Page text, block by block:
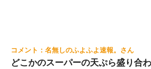
名無しのふよふよ速報。
どこかのスーパーの天ぷら盛り合